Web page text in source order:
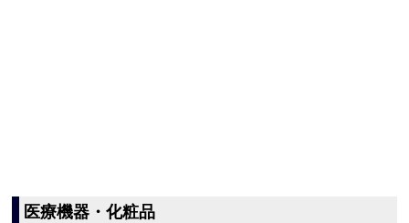
医療機器・化粧品